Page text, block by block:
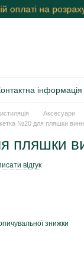
оплаті на
інформація
Аксесуари
№20 для пляшки
пляшки
відгук
знижки